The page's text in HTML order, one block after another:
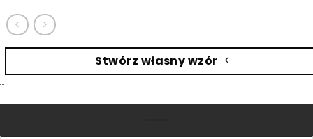
Stwórz własny wzór